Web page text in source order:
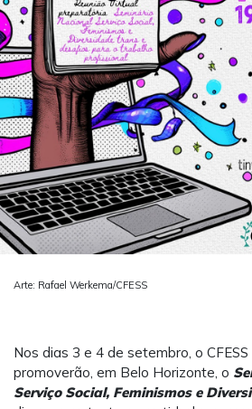
Arte: Rafael Werkema/CFESS
Nos dias 3 e 4 de setembro, o CFESS
promoverão, em Belo Horizonte, o
Serviço Social, Feminismos e